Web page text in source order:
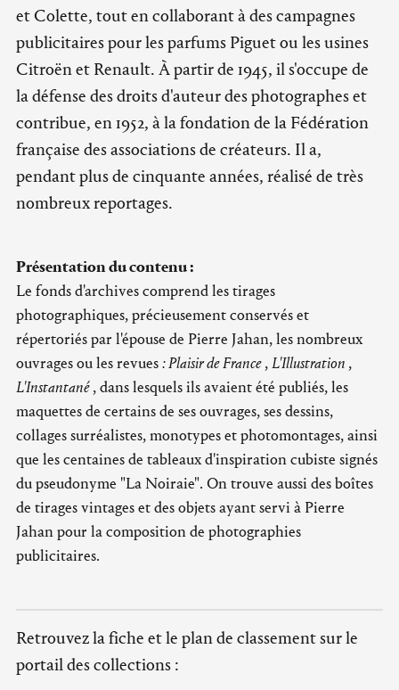
et Colette, tout en collaborant à des campagnes
publicitaires pour les parfums Piguet ou les usines
Citroën et Renault. À partir de 1945, il s'occupe de
la défense des droits d'auteur des photographes et
contribue, en 1952, à la fondation de la Fédération
française des associations de créateurs. Il a,
pendant plus de cinquante années, réalisé de très
nombreux reportages.
Présentation du contenu :
Le fonds d'archives comprend les tirages
photographiques, précieusement conservés et
répertoriés par l'épouse de Pierre Jahan, les nombreux
ouvrages ou les revues: Plaisir de France,L'Illustration ,
L'Instantané, dans lesquels ils avaient été publiés, les
maquettes de certains de ses ouvrages, ses dessins,
collages surréalistes, monotypes et photomontages, ainsi
que les centaines de tableaux d'inspiration cubiste signés
du pseudonyme "La Noiraie". On trouve aussi des boîtes
de tirages vintages et des objets ayant servi à Pierre
Jahan pour la composition de photographies
publicitaires.
Retrouvez la fiche et le plan de classement sur le
portail des collections :